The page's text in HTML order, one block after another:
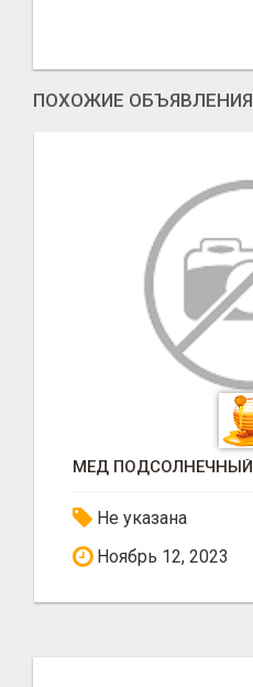
ПОХОЖИЕ ОБЪЯВЛЕНИЯ
МЕД ПОДСОЛНЕЧНЫЙ
Не указана
Ноябрь 12, 2023